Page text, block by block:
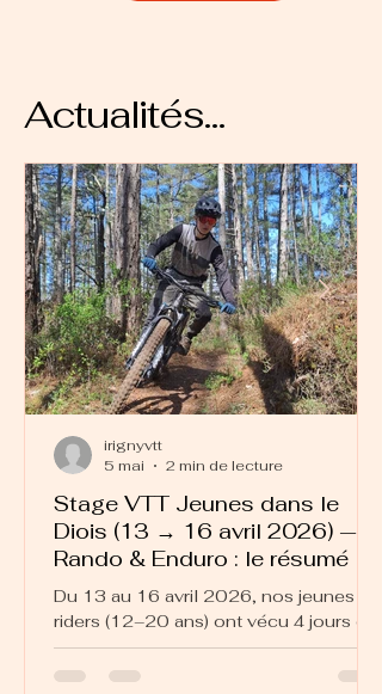
Actualités...
Stage VTT Jeunes dans le
Diois (13 → 16 avril 2026) —
Rando & Enduro : le résumé
Du 13 au 16 avril 2026, nos jeunes
riders (12–20 ans) ont vécu 4 jours de
VTT rando / enduro dans le Diois. Un
irignyvtt
5 mai
2 min de lecture